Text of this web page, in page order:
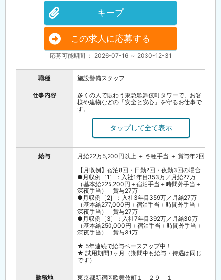
キープ
この求人に応募する
応募可能期間 ： 2026-07-16 ～ 2030-12-31
職種 施設警備スタッフ
仕事内容
多くの人で賑わう東急歌舞伎町タワーで、お客
様や建物などの「安全と安心」を守るお仕事で
す。
・出入管理（人や車両のチェック）
・防災センターでのモニター監視
りながら業務を進めます。
困ったことがあればすぐに先輩や仲間に相談で
きるので、未経験の方もご安心ください。
＼未経験者・社会人デビュー大歓迎！／
フリーターや異業種からの転職者、40代50代
の方が多数活躍中です。
入社後4日間の新任研修と、1ヶ月間は先輩社員
に同行する形で現場研修をしていただきますの
で、
きます！
給与
月給22万5,200円以上 ＋ 各種手当 ＋ 賞与年2回
【月収例】宿泊8回・日勤2回・夜勤3回の場合
●月収例［1］：入社1年目353万／月給27万
（基本給225,200円＋宿泊手当＋時間外手当＋
深夜手当）＋賞与27万
●月収例［2］：入社3年目359万／月給27万
（基本給277,000円＋宿泊手当＋時間外手当＋
深夜手当）＋賞与27万
●月収例［3］：入社7年目392万／月給30万
（基本給250,000円＋宿泊手当＋時間外手当＋
深夜手当）＋賞与31万
★ 5年連続で給与ベースアップ中！
★ 試用期間3ヶ月（期間中も給与・待遇は同じ
です）
勤務地 東京都新宿区歌舞伎町１－２９－１